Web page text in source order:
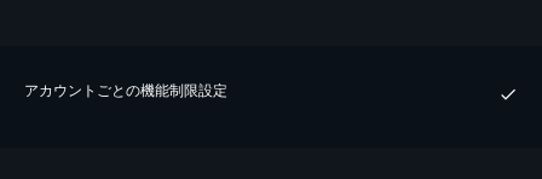
アカウントごとの機能制限設定